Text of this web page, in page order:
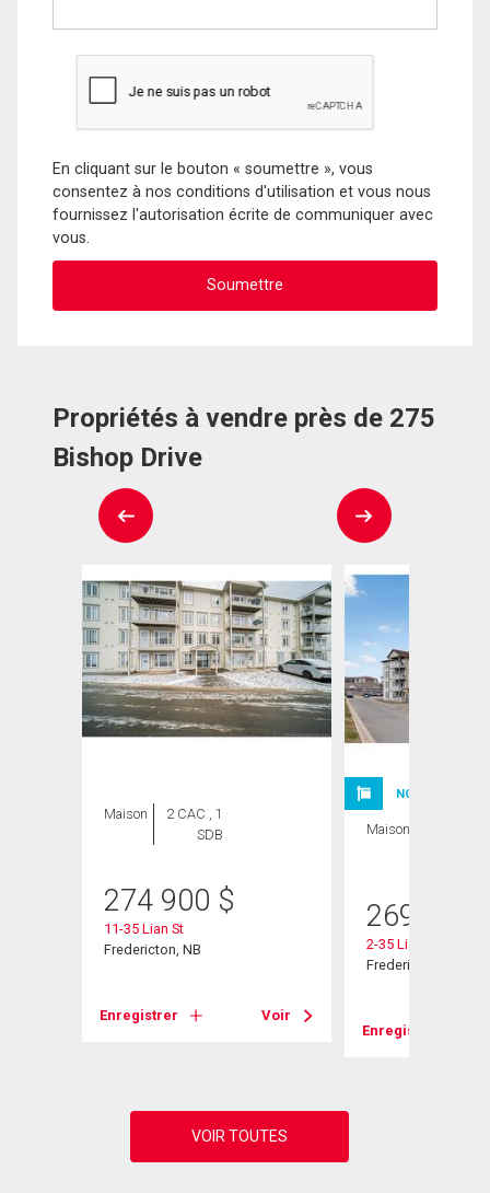
En cliquant sur le bouton « soumettre », vous
consentez à nos conditions d'utilisation et vous nous
fournissez l'autorisation écrite de communiquer avec
vous.
Propriétés à vendre près de 275
Bishop Drive
Maison
2 CAC , 1
SDB
274 900 $
11-35 Lian St
Fredericton, NB
Enregistrer Voir
NOUVELLE
Maison
269 900
2-35 Lian St
Fredericton, NB
Enregistrer